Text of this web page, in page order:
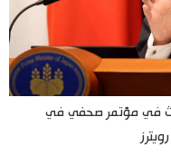
في مؤتمر صحفي في